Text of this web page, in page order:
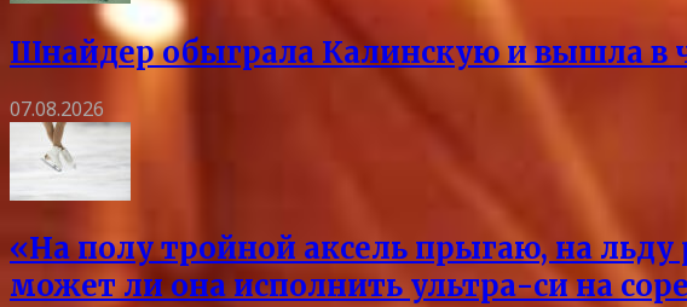
Шнайдер обыграла Калинскую и вышла в
07.08.2026
«На полу тройной аксель прыгаю, на
может ли она исполнить ультра-си на